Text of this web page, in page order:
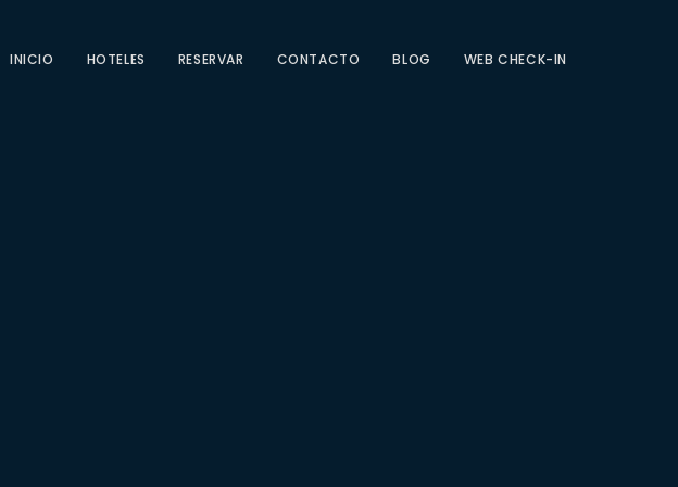
INICIO HOTELES RESERVAR CONTACTO BLOG WEB CHECK-IN